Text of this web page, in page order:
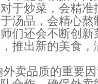
于炒菜，会精
汤品，会精心
们还会不断创
推出新的美食
卖品质的重要